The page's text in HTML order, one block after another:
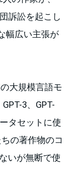
訴訟を起こし
幅広い主張が
大規模言語モ
3、GPT-
タセットに使
の著作物のコ
いが無断で使